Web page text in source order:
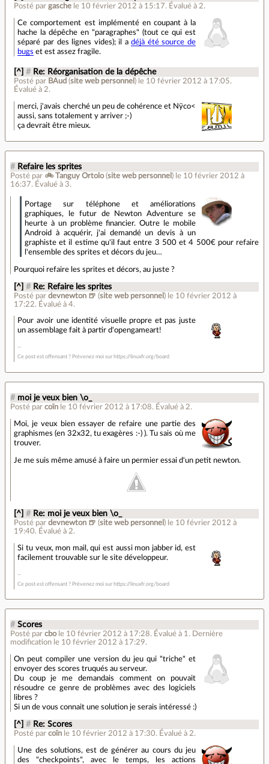
Posté pargasche le 10 février 2012 à 15:17. Évalué à 2.
Ce comportement est implémenté en coupant à la
hache la dépêche en "paragraphes" (tout ce qui est
séparé par des lignes vides); il adéjà été source de
bugs et est assez fragile.
[^] # Re: Réorganisation de la dépêche
Posté par BAud (site web personnel ) le 10 février 2012 à 17:05.
Évalué à 2.
merci, j'avais cherché un peu de cohérence et Nÿco<
aussi, sans totalement y arriver ;-)
ça devrait être mieux.
# Refaire les sprites
Posté par 🚲 Tanguy Ortolo(site web personnel ) le 10 février 2012 à
16:37. Évalué à 3.
Portage sur téléphone et améliorations
graphiques, le futur de Newton Adventure se
heurte à un problème financier. Outre le mobile
Android à acquérir, j'ai demandé un devis à un
graphiste et il estime qu'il faut entre 3 500 et 4 500€ pour refaire
l'ensemble des sprites et décors du jeu…
Pourquoi refaire les sprites et décors, au juste ?
[^] # Re: Refaire les sprites
Posté pardevnewton 🍺 (site web personnel ) le 10 février 2012 à
17:22. Évalué à4.
Pour avoir une identité visuelle propre et pas juste
un assemblage fait à partir d'opengameart!
Ce post est offensant ? Prévenez moi sur https://linuxfr.org/board
# moi je veux bien \o_
Posté par coïn le 10 février 2012 à 17:08. Évalué à 2.
Moi, je veux bien essayer de refaire une partie des
graphismes (en 32x32, tu exagères :-) ). Tu sais où me
trouver.
Je me suis même amusé à faire un permier essai d'un petit newton.
[^] # Re: moi je veux bien \o_
Posté pardevnewton 🍺 (site web personnel ) le 10 février 2012 à
19:40. Évalué à 2.
Si tu veux, mon mail, qui est aussi mon jabber id, est
facilement trouvable sur le site développeur.
Ce post est offensant ? Prévenez moi sur https://linuxfr.org/board
# Scores
Posté par cbo le 10 février 2012 à 17:28. Évalué à 1. Dernière
modification le 10 février 2012 à 17:29.
On peut compiler une version du jeu qui "triche" et
envoyer des scores truqués au serveur.
Du coup je me demandais comment on pouvait
résoudre ce genre de problèmes avec des logiciels
libres ?
Si un de vous connait une solution je serais intéressé :)
[^] # Re: Scores
Posté parcoïn le 10 février 2012 à 17:30. Évalué à 2.
Une des solutions, est de générer au cours du jeu
des "checkpoints", avec le temps, les actions